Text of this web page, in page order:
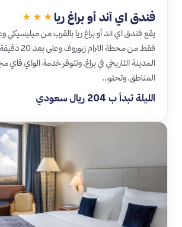
فندق اي آند أو براغ ريا ★★★
فقط من محطة
المدينة التاريخي في براغ، وتتوفر خدمة الواي فاي
المناطق، وتحتو…
الليلة تبدأ ب 204 ريال سعودي